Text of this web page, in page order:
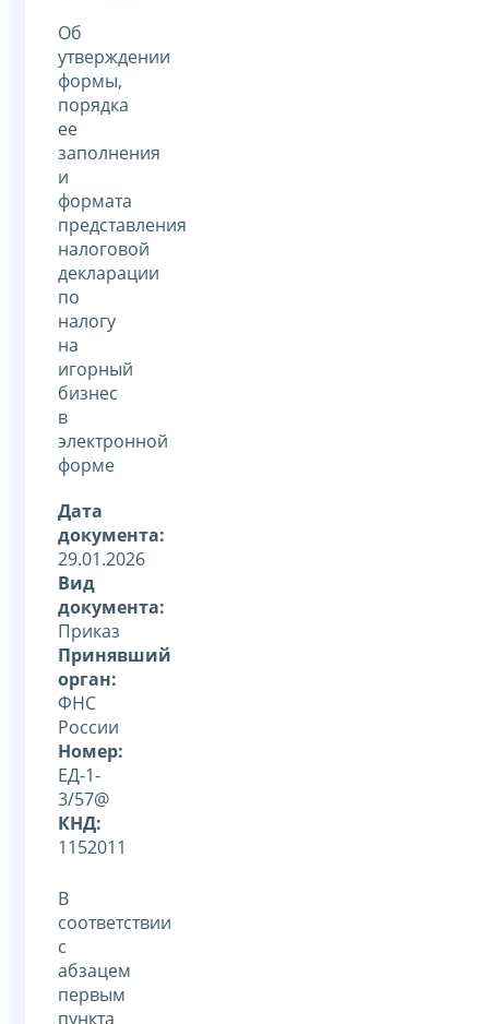
Об
утверждении
формы,
порядка
ее
заполнения
и
формата
представления
налоговой
декларации
по
налогу
на
игорный
бизнес
в
электронной
форме
Дата
документа:
29.01.2026
Вид
документа:
Приказ
Принявший
орган:
ФНС
России
Номер:
ЕД-1-
3/57@
КНД:
1152011
В
соответствии
с
абзацем
первым
пункта